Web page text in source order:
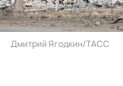
Дмитрий Ягодкин/ТАСС